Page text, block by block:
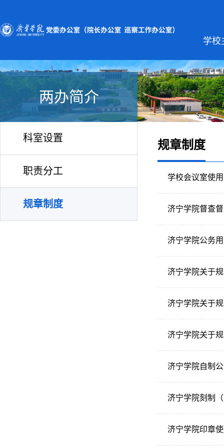
学校
两办简介
科室设置
职责分工
规章制度
规章制度
学校会议室使
济宁学院督查
济宁学院公务
济宁学院关于
济宁学院关于
济宁学院关于
济宁学院自制
济宁学院刻制
济宁学院印章